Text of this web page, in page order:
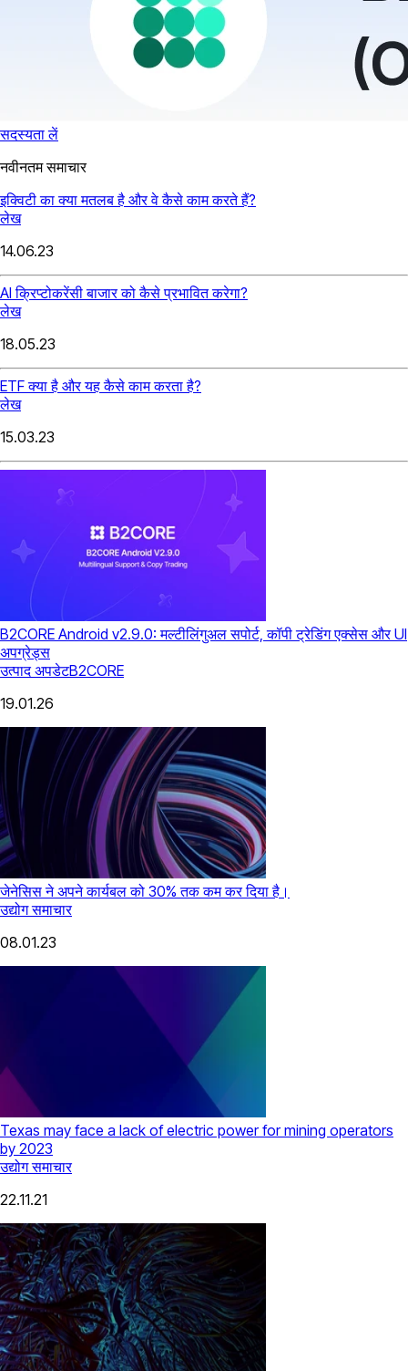
सदस्यता लें
नवीनतम समाचार
इक्विटी का क्या मतलब है और वे कैसे काम करते हैं?
लेख
14.06.23
AI क्रिप्टोकरेंसी बाजार को कैसे प्रभावित करेगा?
लेख
18.05.23
ETF क्या है और यह कैसे काम करता है?
लेख
15.03.23
B2CORE Android v2.9.0: मल्टीलिंगुअल सपोर्ट, कॉपी ट्रेडिंग एक्सेस और UI
अपग्रेड्स
उत्पाद अपडेटB2CORE
19.01.26
जेनेसिस ने अपने कार्यबल को 30% तक कम कर दिया है।
उद्योग समाचार
08.01.23
Texas may face a lack of electric power for mining operators
by 2023
उद्योग समाचार
22.11.21